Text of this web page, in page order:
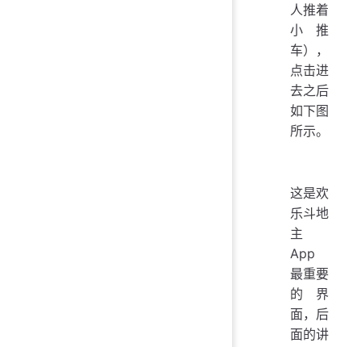
人推着
小推
车），
点击进
去之后
如下图
所示。
这是欢
乐斗地
主
App
最重要
的界
面，后
面的讲